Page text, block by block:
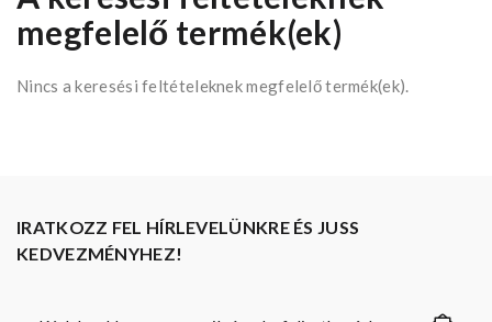
megfelelő termék(ek)
Nincs a keresési feltételeknek megfelelő termék(ek).
IRATKOZZ FEL HÍRLEVELÜNKRE ÉS JUSS
KEDVEZMÉNYHEZ!